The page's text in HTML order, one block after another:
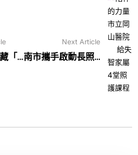
「...
Next Article
南市攜手啟動長照...